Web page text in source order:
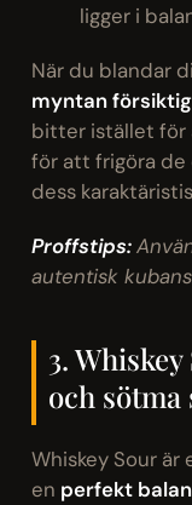
ligger i
När du blandar
myntan
bitter istället för
för att frigöra de
dess
Proffstips:
autentisk
3.
och sötma
Whiskey Sour är
en perfekt